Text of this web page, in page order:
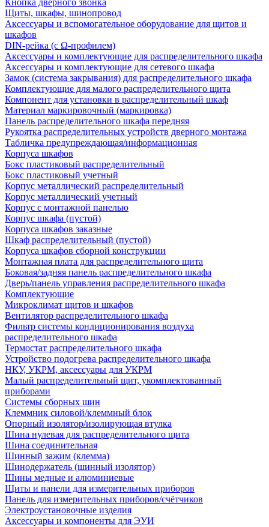
Кнопка дверного звонка
Щиты, шкафы, шинопровод
Аксессуары и вспомогательное оборудование для щитов и
шкафов
DIN-рейка (с Ω-профилем)
Аксессуары и комплектующие для распределительного шкафа
Аксессуары и комплектующие для сетевого шкафа
Замок (система закрывания) для распределительного шкафа
Комплектующие для малого распределительного щита
Компонент для установки в распределительный шкаф
Материал маркировочный (маркировка)
Панель распределительного шкафа передняя
Рукоятка распределительных устройств дверного монтажа
Табличка предупреждающая/информационная
Корпуса шкафов
Бокс пластиковый распределительный
Бокс пластиковый учетный
Корпус металлический распределительный
Корпус металлический учетный
Корпус с монтажной панелью
Корпус шкафа (пустой)
Корпуса шкафов заказные
Шкаф распределительный (пустой)
Корпуса шкафов сборной конструкции
Монтажная плата для распределительного щита
Боковая/задняя панель распределительного шкафа
Дверь/панель управления распределительного шкафа
Комплектующие
Микроклимат щитов и шкафов
Вентилятор распределительного шкафа
Фильтр системы кондиционирования воздуха
распределительного шкафа
Термостат распределительного шкафа
Устройство подогрева распределительного шкафа
НКУ, УКРМ, аксессуары для УКРМ
Малый распределительный щит, укомплектованный
приборами
Системы сборных шин
Клеммник силовой/клеммный блок
Опорный изолятор/изолирующая втулка
Шина нулевая для распределительного щита
Шина соединительная
Шинный зажим (клемма)
Шинодержатель (шинный изолятор)
Шины медные и алюминиевые
Щиты и панели для измерительных приборов
Панель для измерительных приборов/счётчиков
Электроустановочные изделия
Аксессуары и компоненты для ЭУИ